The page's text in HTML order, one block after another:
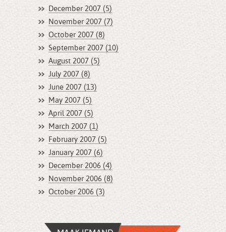
December 2007 (5)
November 2007 (7)
October 2007 (8)
September 2007 (10)
August 2007 (5)
July 2007 (8)
June 2007 (13)
May 2007 (5)
April 2007 (5)
March 2007 (1)
February 2007 (5)
January 2007 (6)
December 2006 (4)
November 2006 (8)
October 2006 (3)